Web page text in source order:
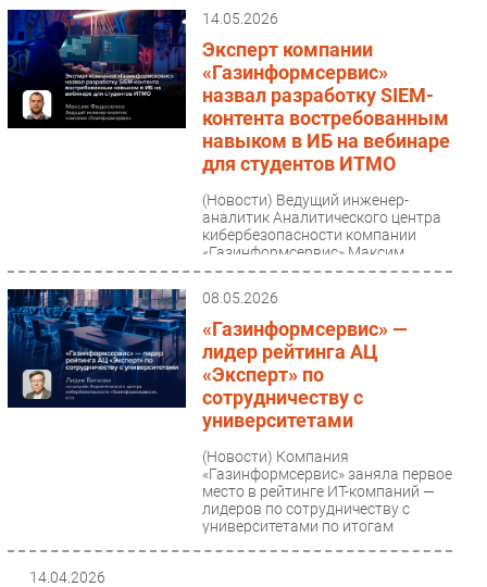
14.05.2026
Эксперт компании
«Газинформсервис»
назвал разработку SIEM-
контента востребованным
навыком в ИБ на вебинаре
для студентов ИТМО
(Новости) Ведущий инженер-
аналитик Аналитического центра
кибербезопасности компании
«Газинформсервис» Максим
Федосенко рассказал студентам
08.05.2026
«Газинформсервис» —
лидер рейтинга АЦ
«Эксперт» по
сотрудничеству с
университетами
(Новости) Компания
«Газинформсервис» заняла первое
место в рейтинге ИТ-компаний —
лидеров по сотрудничеству с
университетами по итогам
14.04.2026